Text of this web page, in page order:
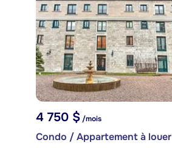
4 750 $ /mois
Condo / Appartement à louer